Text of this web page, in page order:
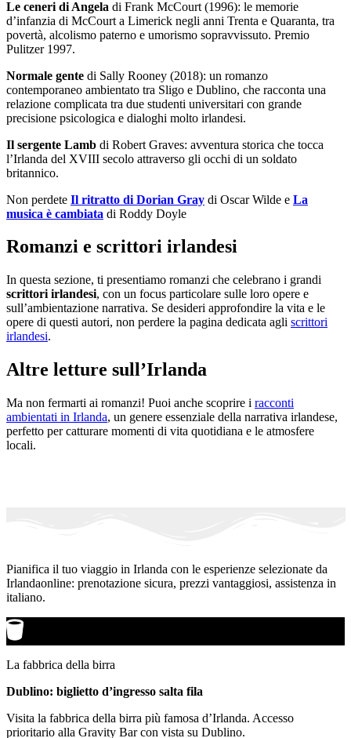
Le ceneri di Angela di Frank McCourt (1996): le memorie
d’infanzia di McCourt a Limerick negli anni Trenta e Quaranta, tra
povertà, alcolismo paterno e umorismo sopravvissuto. Premio
Pulitzer 1997.
Normale gente di Sally Rooney (2018): un romanzo
contemporaneo ambientato tra Sligo e Dublino, che racconta una
relazione complicata tra due studenti universitari con grande
precisione psicologica e dialoghi molto irlandesi.
Il sergente Lamb di Robert Graves: avventura storica che tocca
l’Irlanda del XVIII secolo attraverso gli occhi di un soldato
britannico.
Non perdete Il ritratto di Dorian Gray di Oscar Wilde e La
musica è cambiata di Roddy Doyle
Romanzi e scrittori irlandesi
In questa sezione, ti presentiamo romanzi che celebrano i grandi
scrittori irlandesi, con un focus particolare sulle loro opere e
sull’ambientazione narrativa. Se desideri approfondire la vita e le
opere di questi autori, non perdere la pagina dedicata agli scrittori
irlandesi.
Altre letture sull’Irlanda
Ma non fermarti ai romanzi! Puoi anche scoprire i racconti
ambientati in Irlanda, un genere essenziale della narrativa irlandese,
perfetto per catturare momenti di vita quotidiana e le atmosfere
locali.
Pianifica il tuo viaggio in Irlanda con le esperienze selezionate da
Irlandaonline: prenotazione sicura, prezzi vantaggiosi, assistenza in
italiano.
La fabbrica della birra
Dublino: biglietto d’ingresso salta fila
Visita la fabbrica della birra più famosa d’Irlanda. Accesso
prioritario alla Gravity Bar con vista su Dublino.